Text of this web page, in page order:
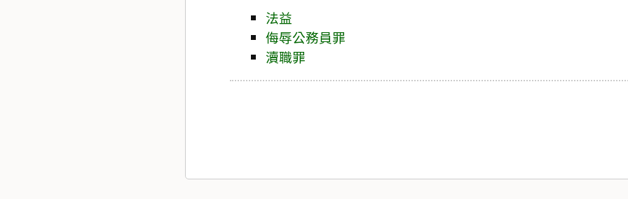
法益
侮辱公務員罪
瀆職罪